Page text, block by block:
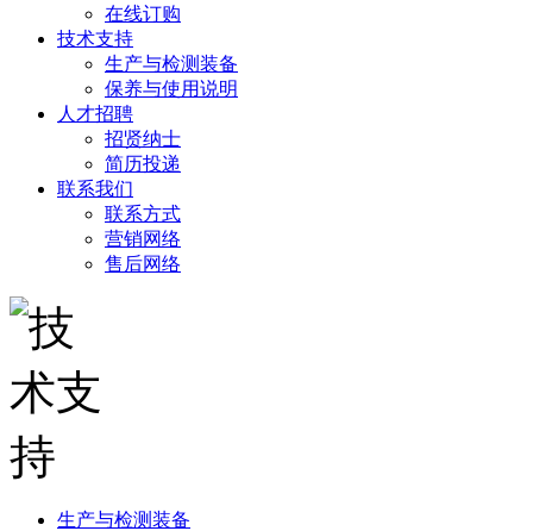
在线订购
技术支持
生产与检测装备
保养与使用说明
人才招聘
招贤纳士
简历投递
联系我们
联系方式
营销网络
售后网络
生产与检测装备